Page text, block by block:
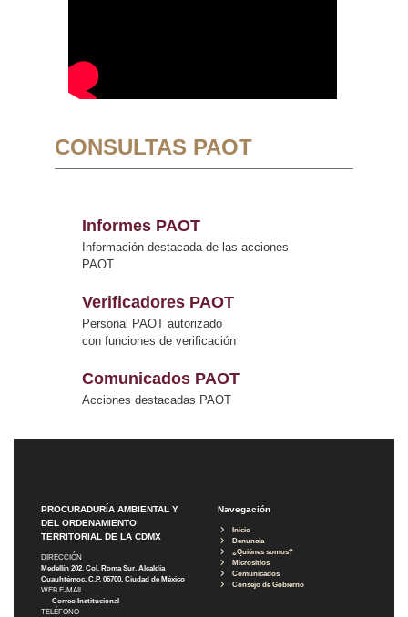
CONSULTAS PAOT
Informes PAOT
Información destacada de las acciones
PAOT
Verificadores PAOT
Personal PAOT autorizado
con funciones de verificación
Comunicados PAOT
Acciones destacadas PAOT
PROCURADURÍA AMBIENTAL Y
DEL ORDENAMIENTO
TERRITORIAL DE LA CDMX
DIRECCIÓN
Medellín 202, Col. Roma Sur, Alcaldía
Cuauhtémoc, C.P. 06700, Ciudad de México
WEB E-MAIL
Correo Institucional
TELÉFONO
Navegación
Inicio
Denuncia
¿Quiénes somos?
Micrositios
Comunicados
Consejo de Gobierno